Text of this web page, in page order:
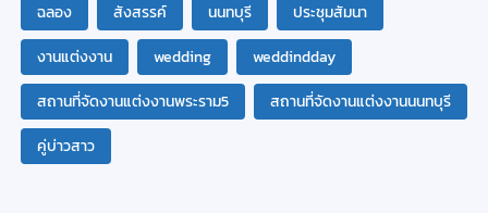
ฉลอง
สังสรรค์ นนทบุรี
ประชุมสัมนา
งานแต่งงาน
wedding
weddindday
สถานที่จัดงานแต่งงานพระราม5
สถานที่จัดงานแต่งงานนนทบุรี
คู่บ่าวสาว